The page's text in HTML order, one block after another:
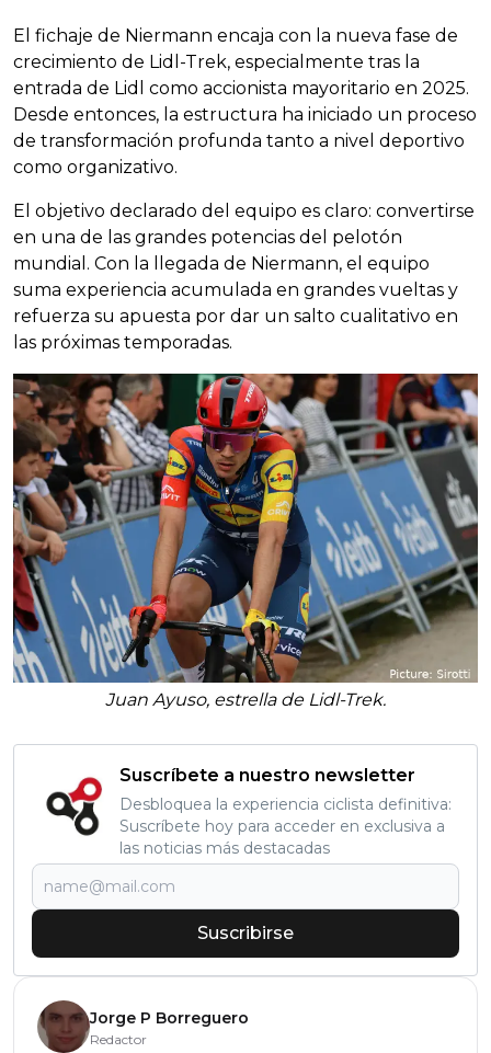
El fichaje de Niermann encaja con la nueva fase de
crecimiento de Lidl-Trek, especialmente tras la
entrada de Lidl como accionista mayoritario en 2025.
Desde entonces, la estructura ha iniciado un proceso
de transformación profunda tanto a nivel deportivo
como organizativo.
El objetivo declarado del equipo es claro: convertirse
en una de las grandes potencias del pelotón
mundial. Con la llegada de Niermann, el equipo
suma experiencia acumulada en grandes vueltas y
refuerza su apuesta por dar un salto cualitativo en
las próximas temporadas.
Juan Ayuso, estrella de Lidl-Trek.
Suscríbete a nuestro newsletter
Desbloquea la experiencia ciclista definitiva:
Suscríbete hoy para acceder en exclusiva a
las noticias más destacadas
Suscribirse
Jorge P Borreguero
Redactor